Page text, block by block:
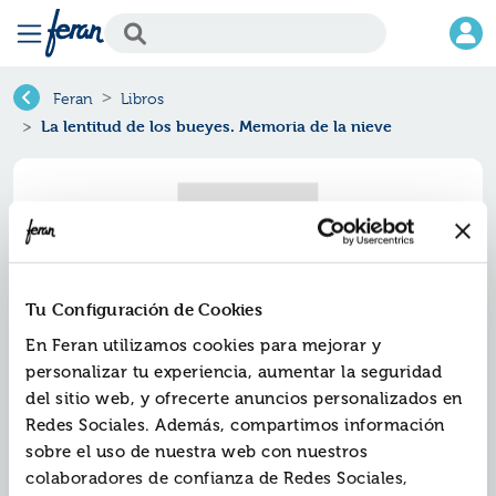
Tu Configuración de Cookies
En Feran utilizamos cookies para mejorar y
personalizar tu experiencia, aumentar la seguridad
del sitio web, y ofrecerte anuncios personalizados en
Redes Sociales. Además, compartimos información
sobre el uso de nuestra web con nuestros
colaboradores de confianza de Redes Sociales,
Feran Libros
La lentitud de los bueyes. Memoria de la nieve
La lentitud de los bueyes.
memoria de la nieve